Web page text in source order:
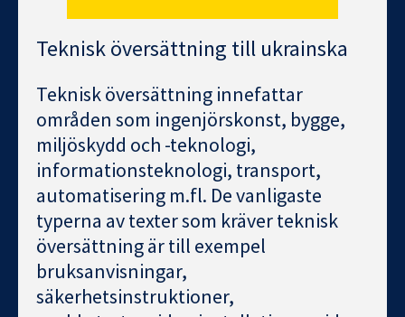
Teknisk översättning till ukrainska
Teknisk översättning innefattar
områden som ingenjörskonst, bygge,
miljöskydd och -teknologi,
informationsteknologi, transport,
automatisering m.fl. De vanligaste
typerna av texter som kräver teknisk
översättning är till exempel
bruksanvisningar,
säkerhetsinstruktioner,